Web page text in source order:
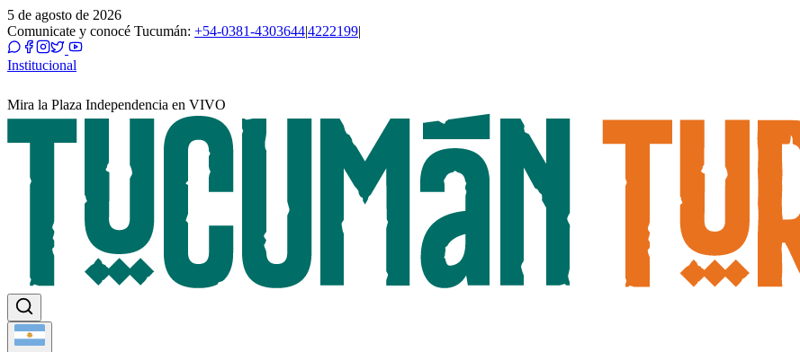
5 de agosto de 2026
Comunicate y conocé Tucumán: +54-0381-4303644|4222199|
Institucional
Mira la Plaza Independencia en VIVO